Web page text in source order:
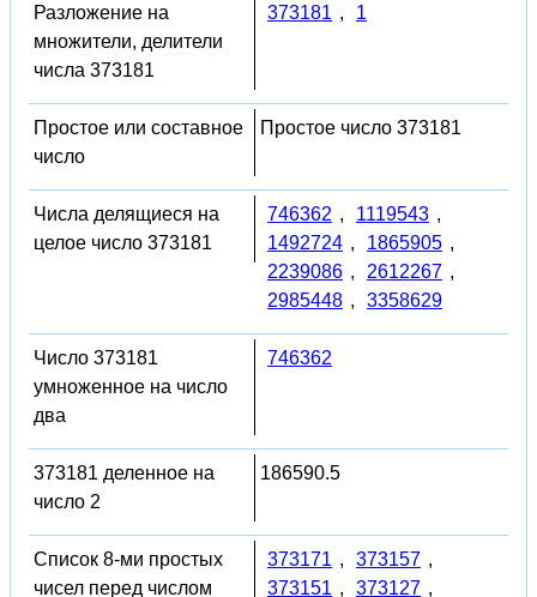
Разложение на
множители, делители
числа 373181
373181 , 1
Простое или составное
число
Простое число 373181
Числа делящиеся на
целое число 373181
746362 , 1119543 ,
1492724 , 1865905 ,
2239086 , 2612267 ,
2985448 , 3358629
Число 373181
умноженное на число
два
746362
373181 деленное на
число 2
186590.5
Список 8-ми простых
чисел перед числом
373171 , 373157 ,
373151 , 373127 ,